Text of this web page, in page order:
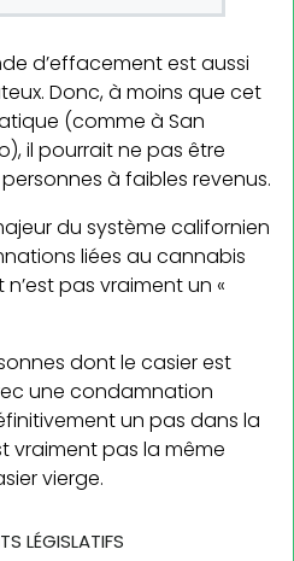
d’effacement est aussi
Donc, à moins que cet
(comme à San
il pourrait ne pas être
à faibles revenus.
du système californien
liées au cannabis
pas vraiment un «
dont le casier est
une condamnation
un pas dans la
vraiment pas la même
vierge.
LÉGISLATIFS